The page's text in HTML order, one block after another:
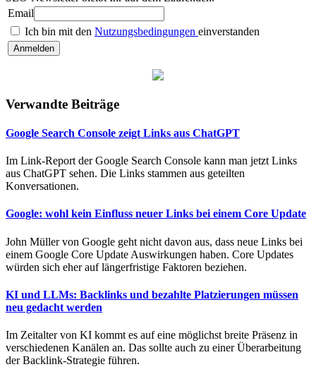
Email
Ich bin mit den Nutzungsbedingungen einverstanden
Verwandte Beiträge
Google Search Console zeigt Links aus ChatGPT
Im Link-Report der Google Search Console kann man jetzt Links
aus ChatGPT sehen. Die Links stammen aus geteilten
Konversationen.
Google: wohl kein Einfluss neuer Links bei einem Core Update
John Müller von Google geht nicht davon aus, dass neue Links bei
einem Google Core Update Auswirkungen haben. Core Updates
würden sich eher auf längerfristige Faktoren beziehen.
KI und LLMs: Backlinks und bezahlte Platzierungen müssen
neu gedacht werden
Im Zeitalter von KI kommt es auf eine möglichst breite Präsenz in
verschiedenen Kanälen an. Das sollte auch zu einer Überarbeitung
der Backlink-Strategie führen.